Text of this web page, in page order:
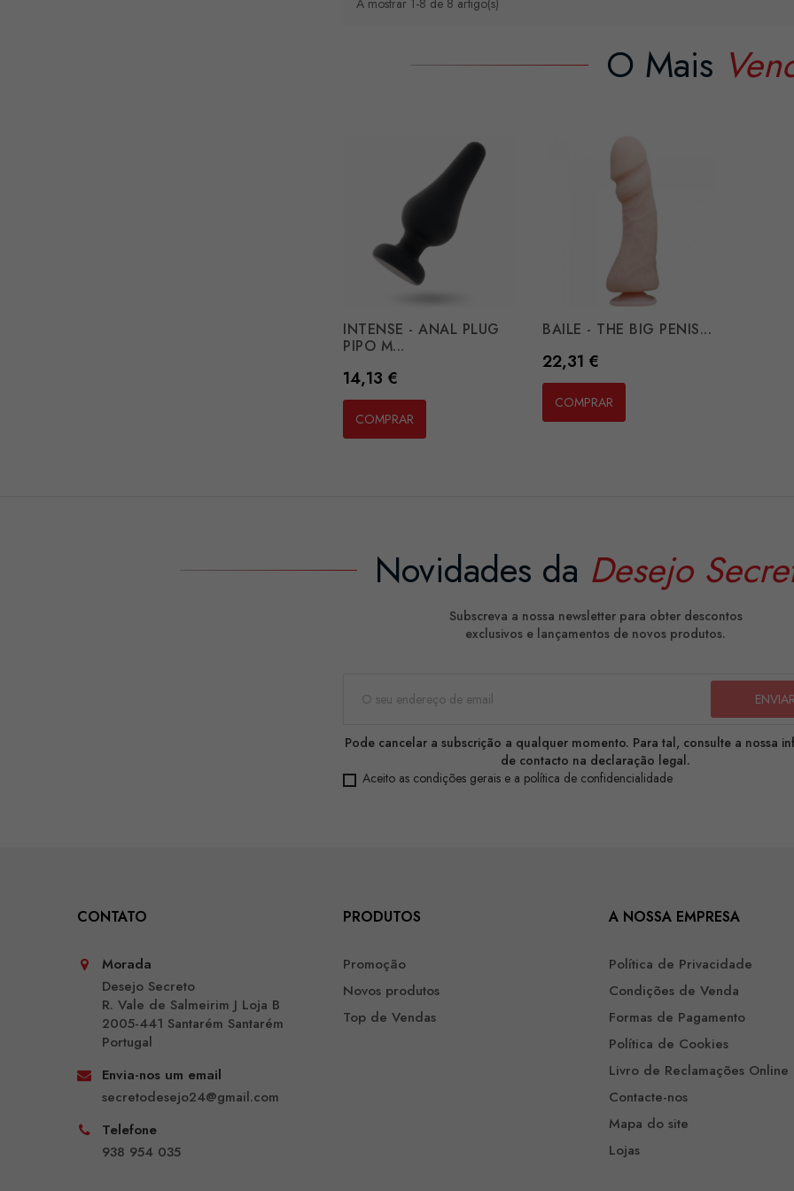
A mostrar 1-8 de 8 artigo(s)
O Mais
INTENSE - ANAL PLUG
PIPO M...
Preço
14,13 €
COMPRAR
BAILE - THE BIG PENIS...
Preço
22,31 €
COMPRAR
Novidades da Desejo
Subscreva a nossa newsletter para obter descontos
exclusivos e lançamentos de novos produtos.
Pode cancelar a subscrição a qualquer momento. Para tal, consulte a nossa
de contacto na declaração legal.
Aceito as condições gerais e a política de confidencialidade
CONTATO
Morada
Desejo Secreto
R. Vale de Salmeirim J Loja B
2005-441 Santarém Santarém
Portugal
Envia-nos um email
secretodesejo24@gmail.com
Telefone
938 954 035
PRODUTOS
Promoção
Novos produtos
Top de Vendas
A NOSSA EMPRESA
Política de Privacidade
Condições de Venda
Formas de Pagamento
Política de Cookies
Livro de Reclamações Online
Contacte-nos
Mapa do site
Lojas